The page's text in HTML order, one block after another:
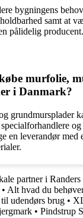
bygningens
samt at
pålidelig producent.
murfolie,
i Danmark?
grundmursplader
en leverandør med
partner i Randers
• Alt hvad du
udendørs brug •
• Pindstrup